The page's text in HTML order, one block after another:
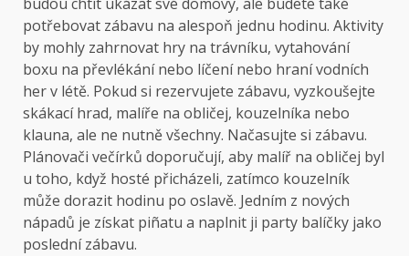
potřebovat zábavu na alespoň jednu hodinu. Aktivity
by mohly zahrnovat hry na trávníku, vytahování
boxu na převlékání nebo líčení nebo hraní vodních
her v létě. Pokud si rezervujete zábavu, vyzkoušejte
skákací hrad, malíře na obličej, kouzelníka nebo
klauna, ale ne nutně všechny. Načasujte si zábavu.
Plánovači večírků doporučují, aby malíř na obličej byl
u toho, když hosté přicházeli, zatímco kouzelník
může dorazit hodinu po oslavě. Jedním z nových
nápadů je získat piñatu a naplnit ji party balíčky jako
poslední zábavu.